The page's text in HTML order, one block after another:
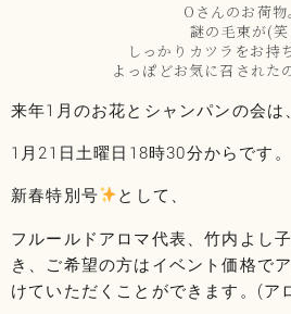
Oさんのお荷物
謎の毛束が(
しっかりカツラをお持
よっぽどお気に召された
来年1月のお花とシャンパンの会は
1月21日土曜日18時30分からです。
新春特別号 として、
フルールドアロマ代表、竹内よし
き、ご希望の方はイベント価格で
けていただくことができます。(ア